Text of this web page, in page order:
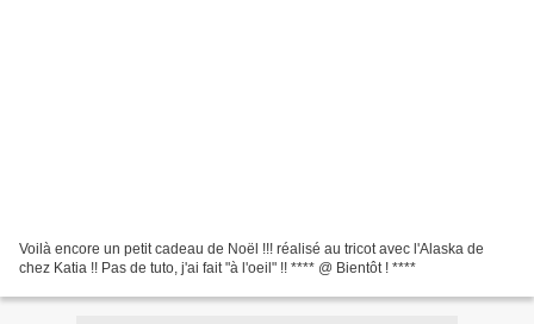
Voilà encore un petit cadeau de Noël !!! réalisé au tricot avec l'Alaska de
chez Katia !! Pas de tuto, j'ai fait "à l'oeil" !! **** @ Bientôt ! ****